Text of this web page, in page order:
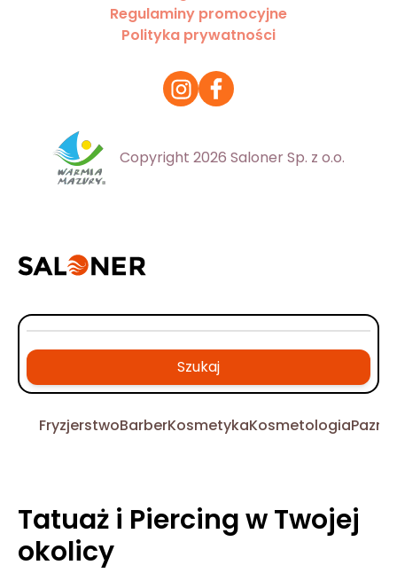
Regulaminy promocyjne
Polityka prywatności
Copyright 2026 Saloner Sp. z o.o.
Szukaj
FryzjerstwoBarberKosmetykaKosmetologia
Tatuaż i Piercing w Twojej
okolicy